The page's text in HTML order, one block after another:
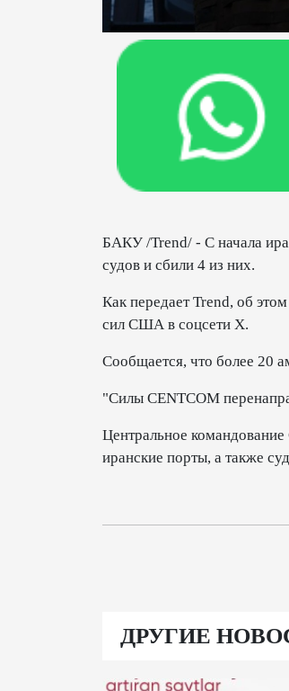
БАКУ /Trend/ - С начала
судов и сбили 4 из них.
Как передает Trend, об
сил США в соцсети X.
Сообщается, что более 20
"Силы CENTCOM
Центральное
иранские порты, а также
ДРУГИЕ